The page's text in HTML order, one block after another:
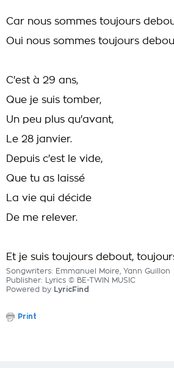
Car nous sommes toujours
Oui nous sommes toujours
C'est à 29 ans,
Que je suis tomber,
Un peu plus qu'avant,
Le 28 janvier.
Depuis c'est le vide,
Que tu as laissé
La vie qui décide
De me relever.
Et je suis toujours debout,
Songwriters: Emmanuel Moire, Yann Guillon
Publisher: Lyrics © BE-TWIN MUSIC
Powered by LyricFind
Print